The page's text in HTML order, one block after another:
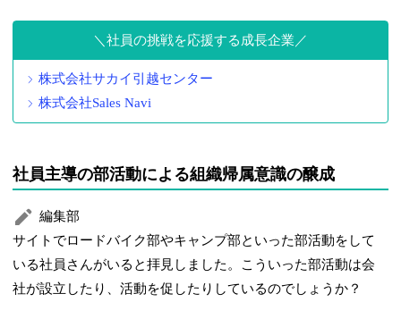
社員の挑戦を応援する成長企業
株式会社サカイ引越センター
株式会社Sales Navi
社員主導の部活動による組織帰属意識の醸成
編集部
サイトでロードバイク部やキャンプ部といった部活動をして
いる社員さんがいると拝見しました。こういった部活動は会
社が設立したり、活動を促したりしているのでしょうか？